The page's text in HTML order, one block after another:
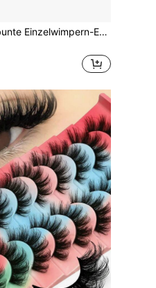
384 Stück bunte Einzelwimpern-Extensions, große Kapazität, dick & lockig, natürlicher Look, ultra dicht, fein & leicht, super weich, wiederverwendbar, Einzelwimpern-Cluster, Wimpern-Extension-Set, geeignet für Heim-DIY, Halloween, Cosplay, tägliches Make-up